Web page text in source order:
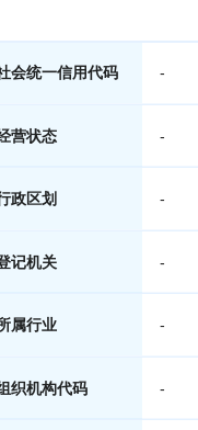
会统一信用代码 -
营状态 -
政区划 -
记机关 -
属行业 -
织机构代码 -